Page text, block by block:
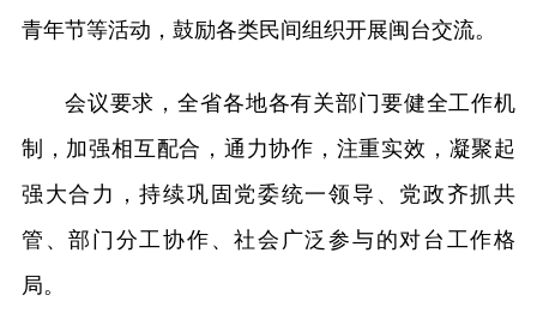
青年节等活动，鼓励各类民间组织开展闽台交流。
会议要求，全省各地各有关部门要健全工作机
制，加强相互配合，通力协作，注重实效，凝聚起
强大合力，持续巩固党委统一领导、党政齐抓共
管、部门分工协作、社会广泛参与的对台工作格
局。